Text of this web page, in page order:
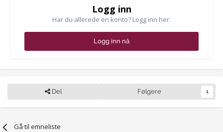
Logg inn
Har du allerede en konto? Logg inn her.
Logg inn nå
Del Følgere 1
Gå til emneliste